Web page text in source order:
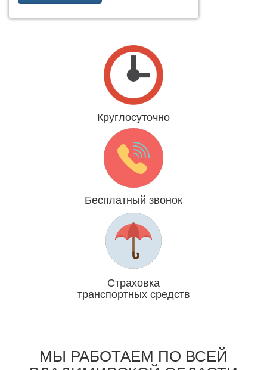
Круглосуточно
Даже 31 декабря и 1 января
Бесплатный звонок
Мы платим за Вас
Страховка
транспортных средств
МЫ РАБОТАЕМ ПО ВСЕЙ